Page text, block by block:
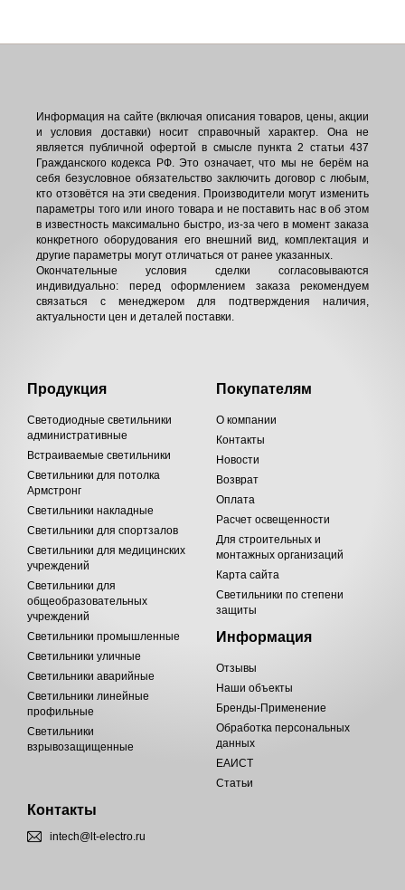
Информация на сайте (включая описания товаров, цены, акции
и условия доставки) носит справочный характер. Она не
является публичной офертой в смысле пункта 2 статьи 437
Гражданского кодекса РФ. Это означает, что мы не берём на
себя безусловное обязательство заключить договор с любым,
кто отзовётся на эти сведения. Производители могут изменить
параметры того или иного товара и не поставить нас в об этом
в известность максимально быстро, из-за чего в момент заказа
конкретного оборудования его внешний вид, комплектация и
другие параметры могут отличаться от ранее указанных.
Окончательные условия сделки согласовываются
индивидуально: перед оформлением заказа рекомендуем
связаться с менеджером для подтверждения наличия,
актуальности цен и деталей поставки.
Продукция
Светодиодные светильники
административные
Встраиваемые светильники
Светильники для потолка
Армстронг
Светильники накладные
Светильники для спортзалов
Светильники для медицинских
учреждений
Светильники для
общеобразовательных
учреждений
Светильники промышленные
Светильники уличные
Светильники аварийные
Светильники линейные
профильные
Светильники
взрывозащищенные
Покупателям
О компании
Контакты
Новости
Возврат
Оплата
Расчет освещенности
Для строительных и
монтажных организаций
Карта сайта
Светильники по степени
защиты
Информация
Отзывы
Наши объекты
Бренды-Применение
Обработка персональных
данных
ЕАИСТ
Статьи
Контакты
intech@lt-electro.ru